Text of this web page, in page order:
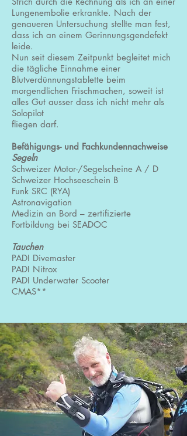
Lungenembolie erkrankte. Nach der
genaueren Untersuchung stellte man fest,
dass ich an einem Gerinnungsgendefekt
leide.
Nun seit diesem Zeitpunkt begleitet mich
die tägliche Einnahme einer
Blutverdünnungstablette beim
morgendlichen Frischmachen, soweit ist
alles Gut ausser dass ich nicht mehr als
Solopilot
fliegen darf.
Befähigungs- und Fachkundennachweise
Segeln
Schweizer Motor-/Segelscheine A / D
Schweizer Hochseeschein B
Funk SRC (RYA)
Astronavigation
Medizin an Bord – zertifizierte
Fortbildung bei SEADOC
Tauchen
PADI Divemaster
PADI Nitrox
PADI Underwater Scooter
CMAS**